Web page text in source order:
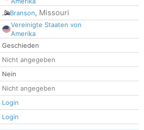
Branson, Missouri
Vereinigte Staaten von
Amerika
Geschieden
Nicht angegeben
Nein
Nicht angegeben
Login
Login